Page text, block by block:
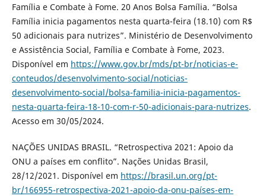
Família e Combate à Fome. 20 Anos Bolsa Família. “Bolsa
Família inicia pagamentos nesta quarta-feira (18.10) com R$
50 adicionais para nutrizes”. Ministério de Desenvolvimento
e Assistência Social, Família e Combate à Fome, 2023.
Disponível em https://www.gov.br/mds/pt-br/noticias-e-
conteudos/desenvolvimento-social/noticias-
desenvolvimento-social/bolsa-familia-inicia-pagamentos-
nesta-quarta-feira-18-10-com-r-50-adicionais-para-nutrizes.
Acesso em 30/05/2024.
NAÇÕES UNIDAS BRASIL. “Retrospectiva 2021: Apoio da
ONU a países em conflito”. Nações Unidas Brasil,
28/12/2021. Disponível em https://brasil.un.org/pt-
br/166955-retrospectiva-2021-apoio-da-onu-países-em-